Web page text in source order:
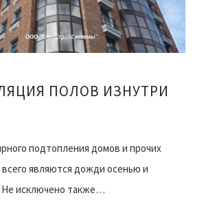
ПОЛОВ ИЗНУТРИ
подтопления домов и прочих
являются дожди осенью и
Не исключено также…